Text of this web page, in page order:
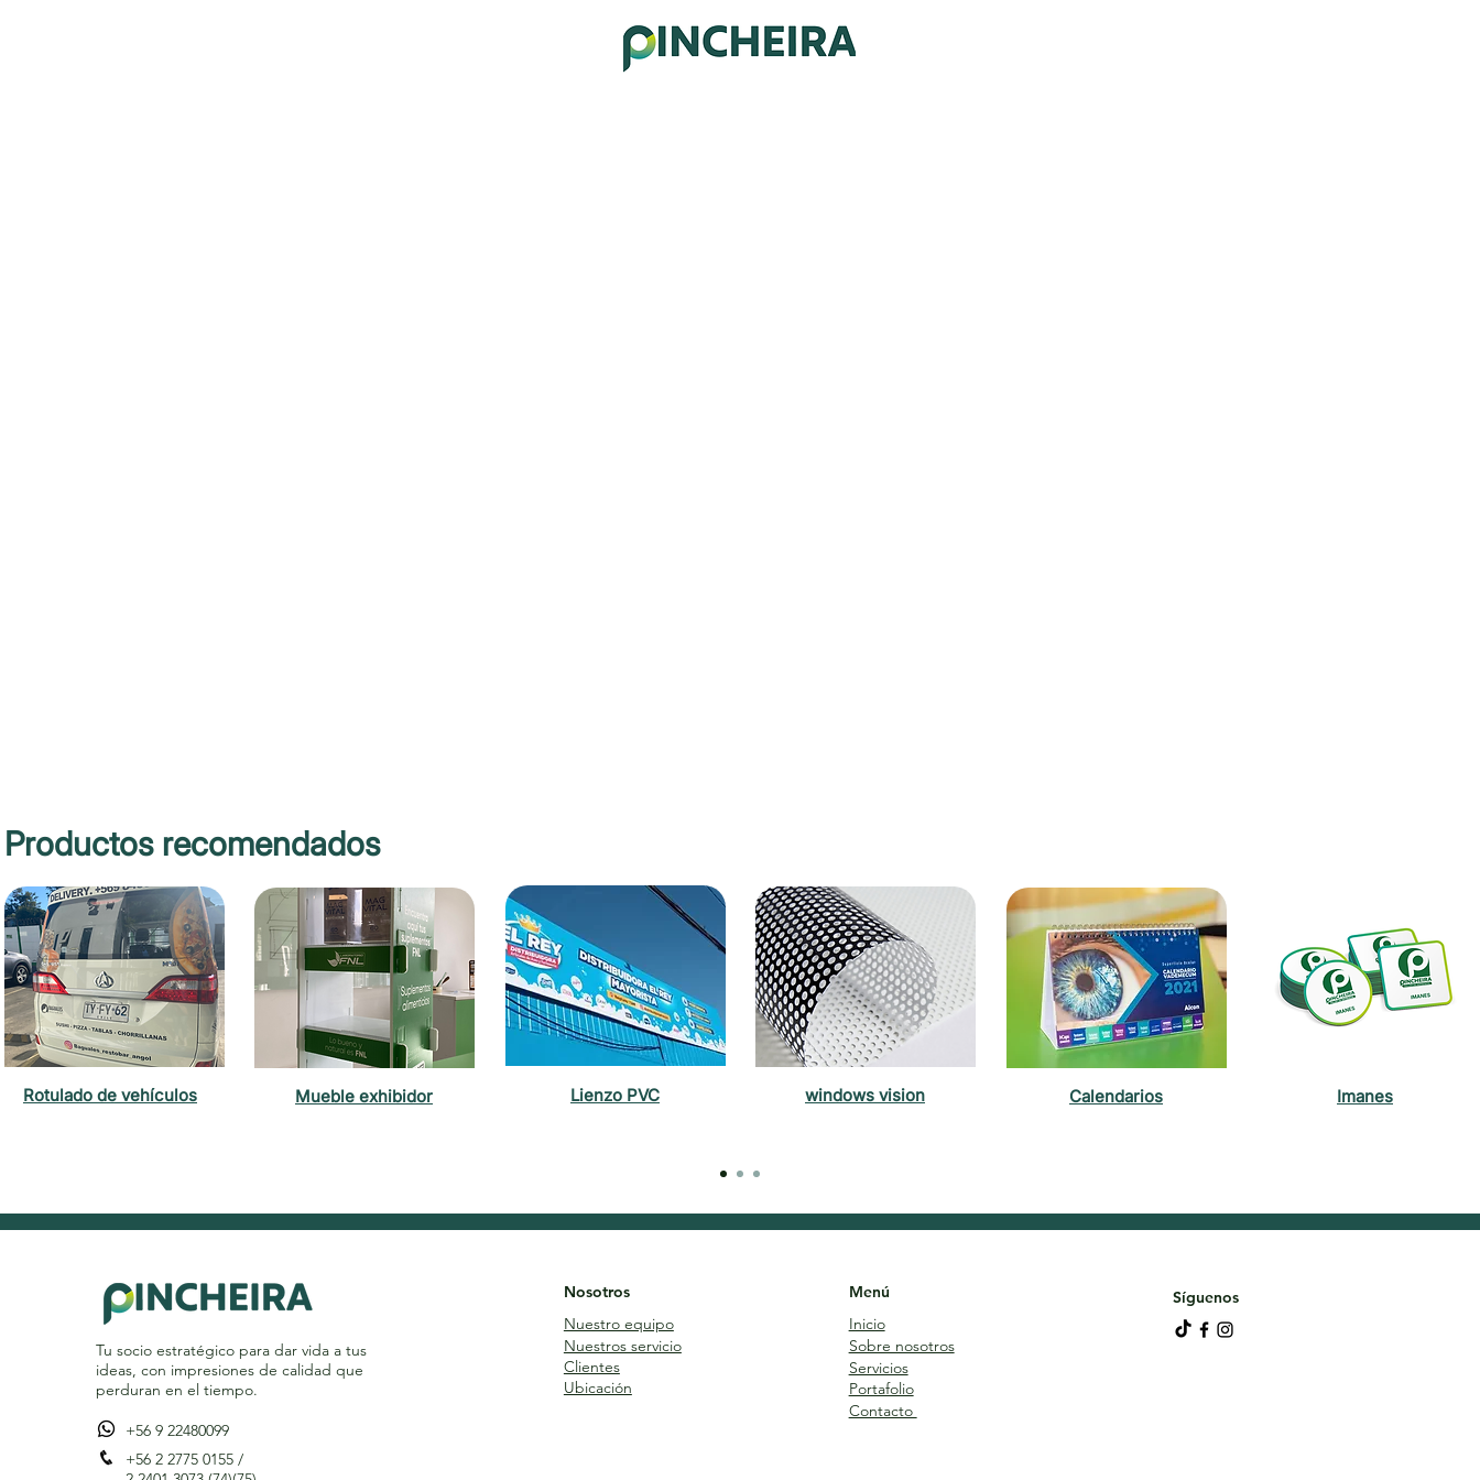
Rotulado de vehículos Mueble exhibidor Lienzo PVC windows vision Calendarios Imanes
Productos recomendados
Tu socio estratégico para dar vida a tus
ideas, con impresiones de calidad que
perduran en el tiempo.
+56 9 22480099
+56 2 2775 0155 /
Nosotros
Nuestro equipo
Nuestros servicio
Clientes
Ubicación
Menú
Inicio
Sobre nosotros
Servicios
Portafolio
Contacto
Síguenos